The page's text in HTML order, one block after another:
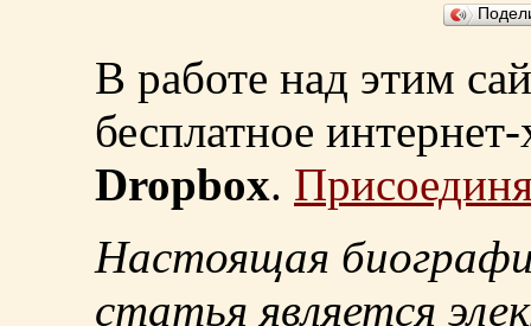
В работе над этим
бесплатное
Dropbox.
Настоящая
статья является